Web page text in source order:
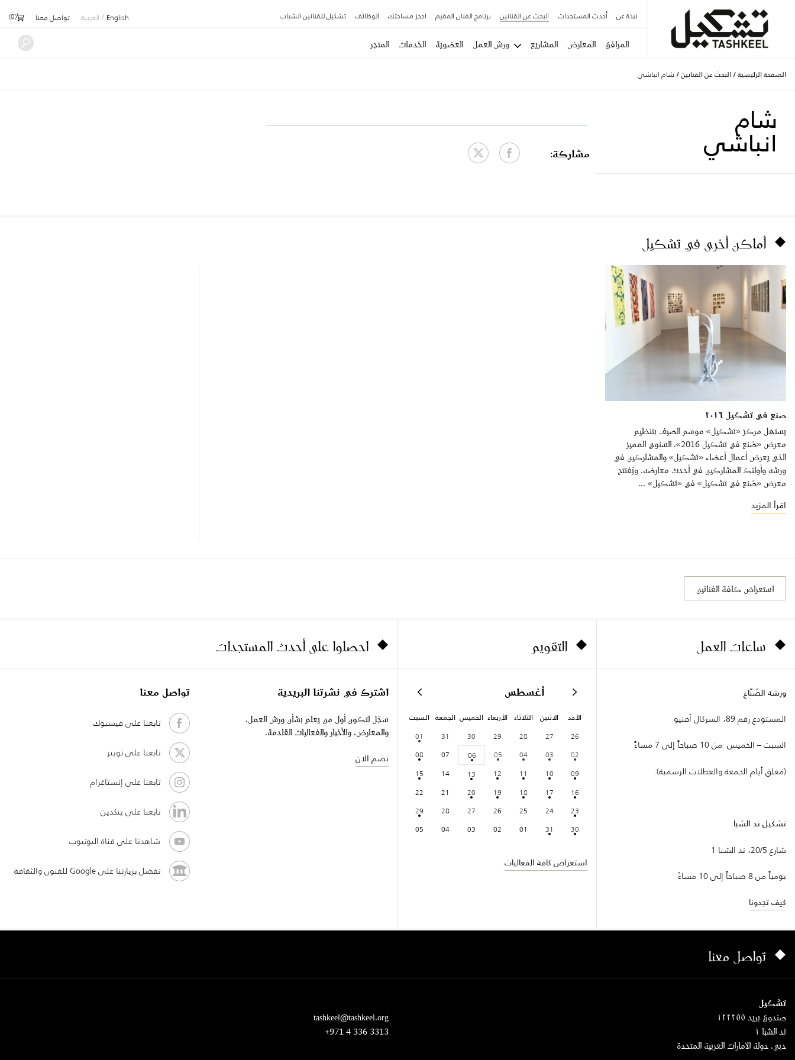
نبذة عن أحدث المستجدات البحث عن الفنانين برنامج الفنان المقيم احجز مساحتك الوظائف تشكيل للفنانين الشباب English
/ العربية تواصل معنا (
0
)
المرافق المعارض المشاريع ورش العمل العضوية الخدمات المتجر
الصفحة الرئيسية / البحث عن الفنانين / شام انباشي
شام
انباشي مشاركة:
أماكن أخرى في تشكيل
صنع في تشكيل ٢٠١٦
يستهل مركز «تشكيل» موسم الصيف بتنظيم
معرض «صُنع في تشكيل 2016»، السنوي المميز
الذي يعرض أعمال أعضاء «تشكيل» والمشاركين في
ورشه وأولئك المشاركين في أحدث معارضه. ويُفتتح
معرض «صُنع في تشكيل» في «تشكيل» ...
اقرأ المزيد
استعراض كافة الفنانين
ساعات العمل
ورشة الصُنّاع
المستودع رقم 89، السركال أفنيو
السبت – الخميس من 10 صباحاً إلى 7 مساءً
(مغلق أيام الجمعة والعطلات الرسمية).
تشكيل ند الشبا
شارع 20/5، ند الشبا 1
يومياً من 8 صباحاً إلى 10 مساءً
كيف تجدونا
التقويم
أغسطس
الأحد الاثنين الثلاثاء الأربعاء الخميس الجمعة السبت
26
27
28
29
30
31
01
02
03
04
05
06
07
08
09
10
11
12
13
14
15
16
17
18
19
20
21
22
23
24
25
26
27
28
29
30
31
01
02
03
04
05
استعراض كافة الفعاليات
احصلوا على أحدث المستجدات
اشترك في نشرتنا البريدية
سجّل لتكون أول من يعلم بشأن ورش العمل،
والمعارض، والأخبار والفعاليات القادمة.
نضم الان
تواصل معنا
تابعنا على فيسبوك
تابعنا على تويتر
تابعنا على إنستاغرام
تابعنا على ينكدين
شاهدنا على قناة اليوتيوب
تفضل بزيارتنا على Google للفنون والثقافة
تواصل معنا
تشكيل
صندوق بريد ١٢٢٢٥٥
ند الشبا ١
دبي، دولة الامارات العربية المتحدة
tashkeel@tashkeel.org
+971 4 336 3313